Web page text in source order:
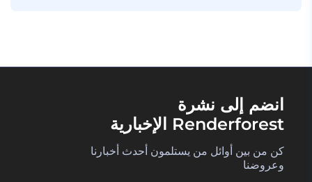
انضم إلى نشرة
Renderforest الإخبارية
كن من بين أوائل من يستلمون أحدث أخبارنا
وعروضنا